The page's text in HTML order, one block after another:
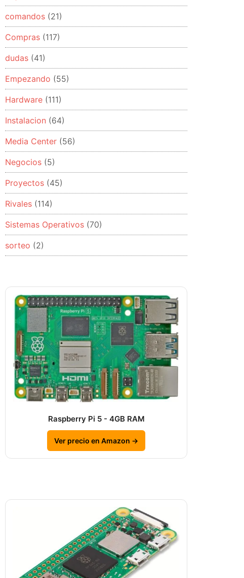
comandos (21)
Compras (117)
dudas (41)
Empezando (55)
Hardware (111)
Instalacion (64)
Media Center (56)
Negocios (5)
Proyectos (45)
Rivales (114)
Sistemas Operativos (70)
sorteo (2)
Raspberry Pi 5 - 4GB RAM
Ver precio en Amazon →